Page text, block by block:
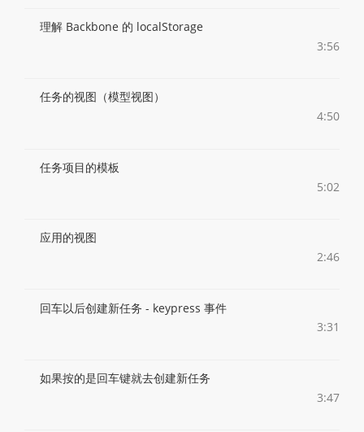
理解 Backbone 的 localStorage
3:56
任务的视图（模型视图）
4:50
任务项目的模板
5:02
应用的视图
2:46
回车以后创建新任务 - keypress 事件
3:31
如果按的是回车键就去创建新任务
3:47